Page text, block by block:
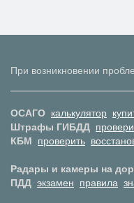
При возникновении
ОСАГО калькулятор
Штрафы ГИБДД
КБМ проверить
Радары и камеры на
ПДД экзамен правила